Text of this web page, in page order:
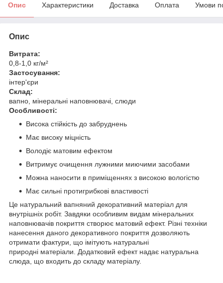
Опис Характеристики Доставка Оплата Умови
Опис
Витрата:
0,8-1,0 кг/м²
Застосування:
інтер'єри
Склад:
вапно, мінеральні наповнювачі, слюди
Особливості:
Висока стійкість до забруднень
Має високу міцність
Володіє матовим ефектом
Витримує очищення лужними миючими засобами
Можна наносити в приміщеннях з високою вологістю
Має сильні протигрибкові властивості
Це натуральний вапняний декоративний матеріал для
внутрішніх робіт. Завдяки особливим видам мінеральних
наповнювачів покриття створює матовий ефект. Різні техніки
нанесення даного декоративного покриття дозволяють
отримати фактури, що імітують натуральні
природні матеріали. Додатковий ефект надає натуральна
слюда, що входить до складу матеріалу.